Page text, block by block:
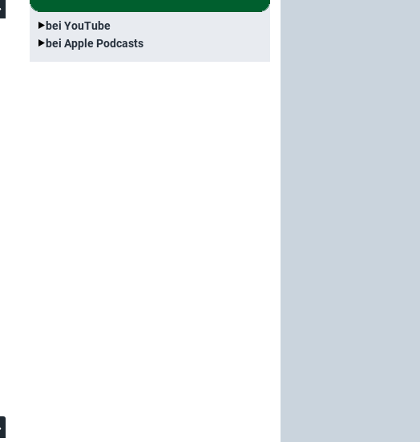
bei YouTube
bei Apple Podcasts